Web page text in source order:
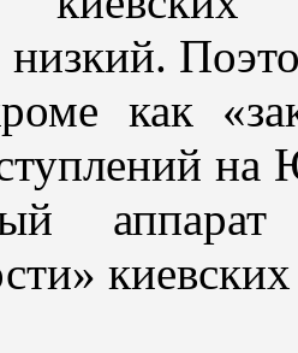
низкий.
как
на